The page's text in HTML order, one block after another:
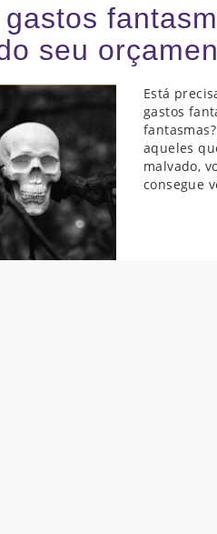
seu
Está
gastos
aqueles
malvado,
consegue